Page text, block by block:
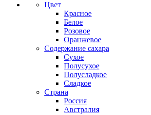
Цвет
Красное
Белое
Розовое
Оранжевое
Содержание сахара
Сухое
Полусухое
Полусладкое
Сладкое
Страна
Россия
Австралия